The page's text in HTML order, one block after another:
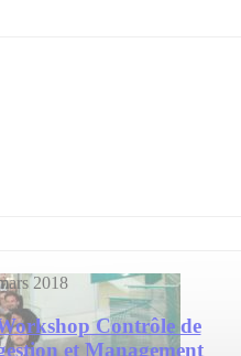
2018
Contrôle de
et Management